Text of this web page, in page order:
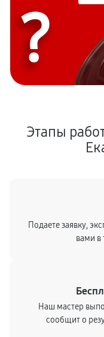
?
Этапы
Подаете заявку,
вами в
Наш мастер
сообщит о